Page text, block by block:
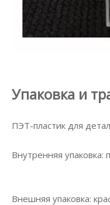
Упаковка и
ПЭТ-пластик для
Внутренняя
Внешняя упаковка: